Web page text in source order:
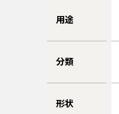
用途
分類
形状